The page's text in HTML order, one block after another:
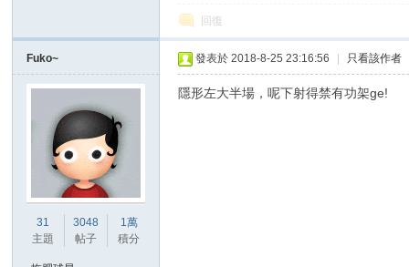
回復
Fuko~
31
主題
3048
帖子
1萬
積分
發表於 2018-8-25 23:16:56 只看該作者
隱形左大半場，呢下射得禁有功架ge!